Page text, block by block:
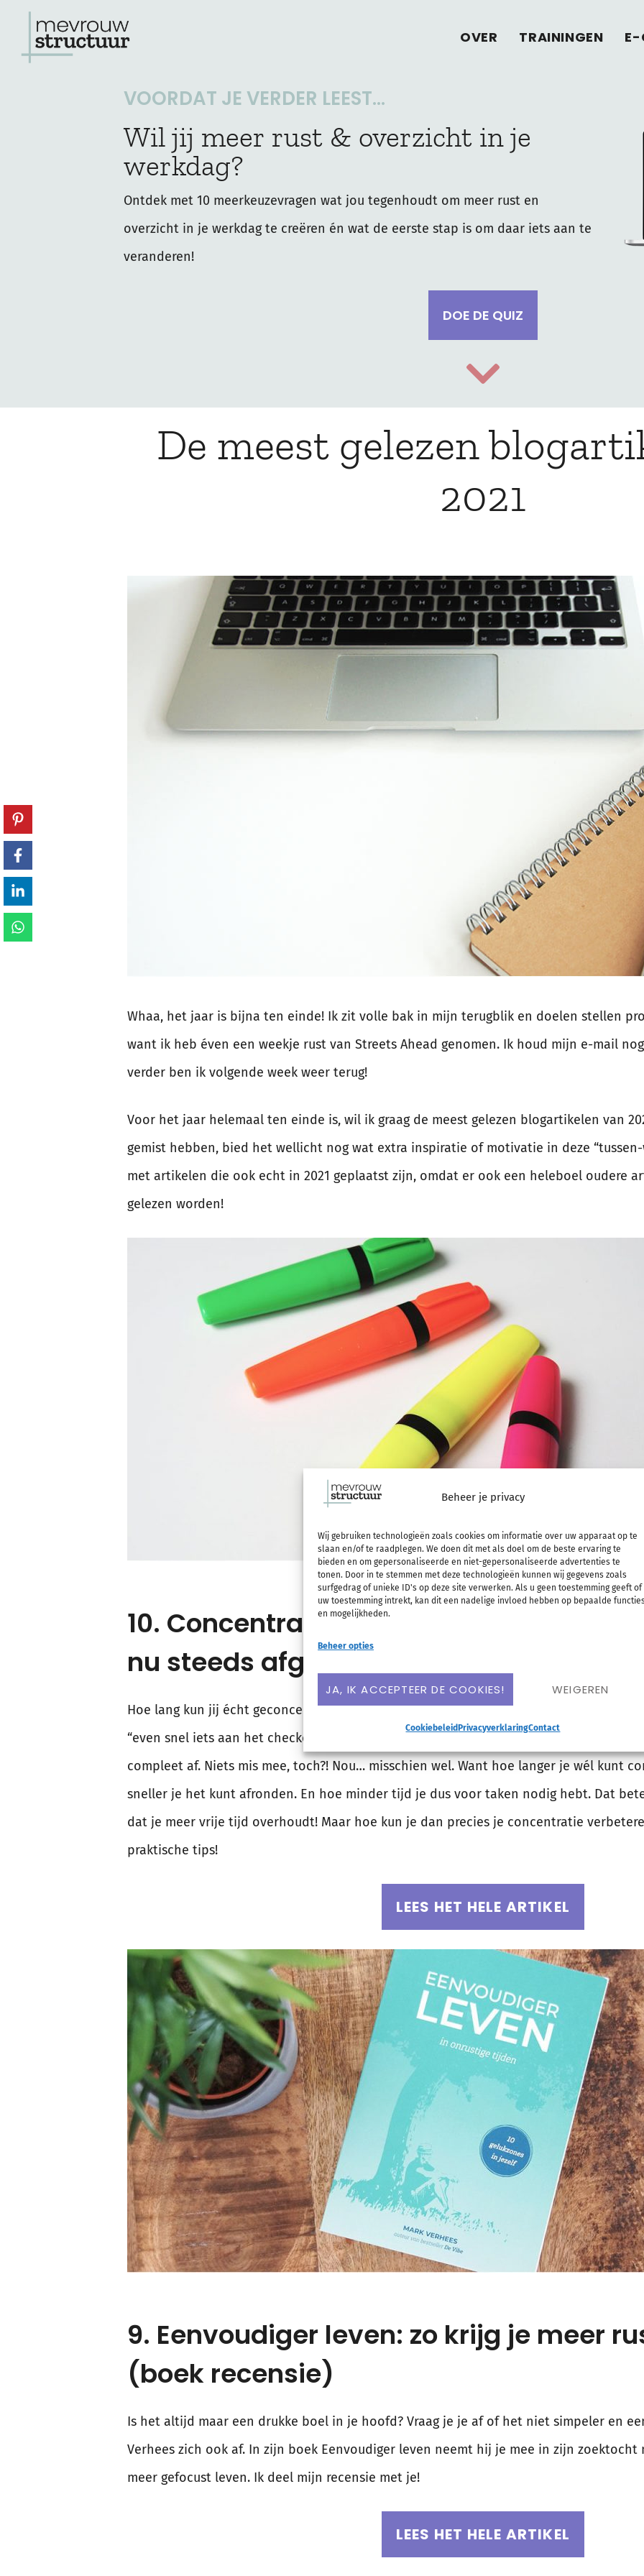
Beheer je privacy
Wij gebruiken technologieën zoals cookies om informatie over uw apparaat op te
slaan en/of te raadplegen. We doen dit met als doel om de beste ervaring te
bieden en om gepersonaliseerde en niet-gepersonaliseerde advertenties te
tonen. Door in te stemmen met deze technologieën kunnen wij gegevens zoals
surfgedrag of unieke ID's op deze site verwerken. Als u geen toestemming geeft of
uw toestemming intrekt, kan dit een nadelige invloed hebben op bepaalde
en mogelijkheden.
Beheer opties
JA, IK ACCEPTEER DE COOKIES! WEIGEREN
Cookiebeleid PrivacyverklaringContact
OVER TRAININGEN E-
VOORDAT JE VERDER LEEST...
Wil jij meer rust & overzicht in je
werkdag?
Ontdek met 10 meerkeuzevragen wat jou tegenhoudt om meer rust en
overzicht in je werkdag te creëren én wat de eerste stap is om daar iets aan te
veranderen!
DOE DE QUIZ
De meest gelezen
2021
Whaa, het jaar is bijna ten einde! Ik zit volle bak in mijn terugblik en doelen stellen
want ik heb éven een weekje rust van Streets Ahead genomen. Ik houd mijn e-mail
verder ben ik volgende week weer terug!
Voor het jaar helemaal ten einde is, wil ik graag de meest gelezen blogartikelen van
gemist hebben, bied het wellicht nog wat extra inspiratie of motivatie in deze “tussen-
met artikelen die ook echt in 2021 geplaatst zijn, omdat er ook een heleboel oudere
gelezen worden!
10. Concentratie verbeteren? 4
nu steeds afgeleid raakt)
Hoe lang kun jij écht geconcentreerd werken? Vaak is dat veel korter dan je zelf
“even snel iets aan het checken”, zie je een melding op je telefoon voorbij komen, of
compleet af. Niets mis mee, toch?! Nou… misschien wel. Want hoe langer je wél kunt
sneller je het kunt afronden. En hoe minder tijd je dus voor taken nodig hebt. Dat
dat je meer vrije tijd overhoudt! Maar hoe kun je dan precies je concentratie
praktische tips!
LEES HET HELE ARTIKEL
9. Eenvoudiger leven: zo krijg je meer
(boek recensie)
Is het altijd maar een drukke boel in je hoofd? Vraag je je af of het niet simpeler en
Verhees zich ook af. In zijn boek Eenvoudiger leven neemt hij je mee in zijn zoektocht
meer gefocust leven. Ik deel mijn recensie met je!
LEES HET HELE ARTIKEL